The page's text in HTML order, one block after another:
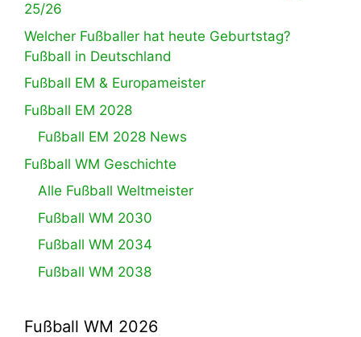
25/26
Welcher Fußballer hat heute Geburtstag?
Fußball in Deutschland
Fußball EM & Europameister
Fußball EM 2028
Fußball EM 2028 News
Fußball WM Geschichte
Alle Fußball Weltmeister
Fußball WM 2030
Fußball WM 2034
Fußball WM 2038
Fußball WM 2026